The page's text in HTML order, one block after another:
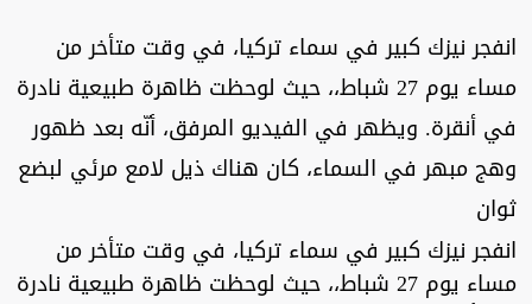
انفجر نيزك كبير في سماء تركيا، في وقت متأخر من
مساء يوم 27 شباط،، حيث لوحظت ظاهرة طبيعية نادرة
في أنقرة. ويظهر في الفيديو المرفق، أنّه بعد ظهور
وهج مبهر في السماء، كان هناك ذيل لامع مرئي لبضع
ثوان
انفجر نيزك كبير في سماء تركيا، في وقت متأخر من
مساء يوم 27 شباط،، حيث لوحظت ظاهرة طبيعية نادرة